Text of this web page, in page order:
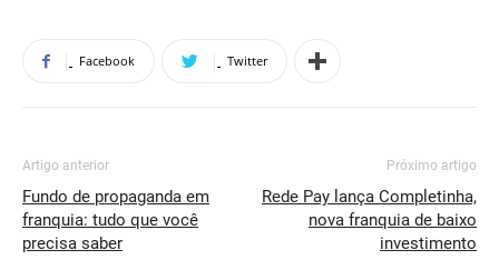
Facebook Twitter
Artigo anterior
Fundo de propaganda em
franquia: tudo que você
precisa saber
Próximo artigo
Rede Pay lança Completinha,
nova franquia de baixo
investimento